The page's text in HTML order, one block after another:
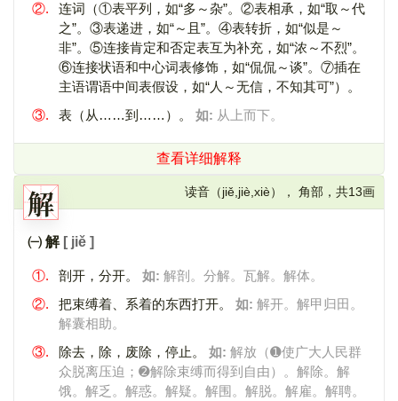
②.
连词（①表平列，如“多～杂”。②表相承，如“取～代
之”。③表递进，如“～且”。④表转折，如“似是～
非”。⑤连接肯定和否定表互为补充，如“浓～不烈”。
⑥连接状语和中心词表修饰，如“侃侃～谈”。⑦插在
主语谓语中间表假设，如“人～无信，不知其可”）。
③.
表（从……到……）。 如: 从上而下。
查看详细解释
解 读音（jiě,jiè,xiè）， 角部，共13画
㈠ 解 [ jiě ]
①. 剖开，分开。 如: 解剖。分解。瓦解。解体。
②.
把束缚着、系着的东西打开。 如: 解开。解甲归田。
解囊相助。
③.
除去，除，废除，停止。 如: 解放（➊使广大人民群
众脱离压迫；➋解除束缚而得到自由）。解除。解
饿。解乏。解惑。解疑。解围。解脱。解雇。解聘。